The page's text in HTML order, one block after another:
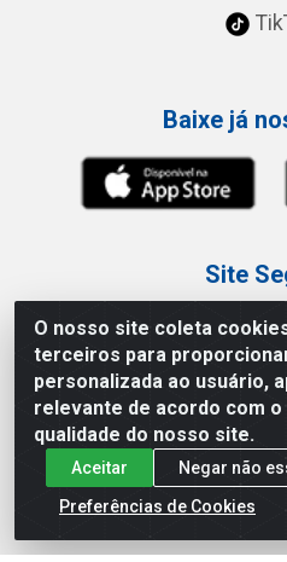
O nosso site coleta
terceiros para
personalizada ao usuário,
relevante de acordo com
qualidade do nosso site.
Aceitar
Negar não
Preferências de Cookies
Baixe já
Site
Loja /
Tel.: (11)
Av Vautier, 587/597 -